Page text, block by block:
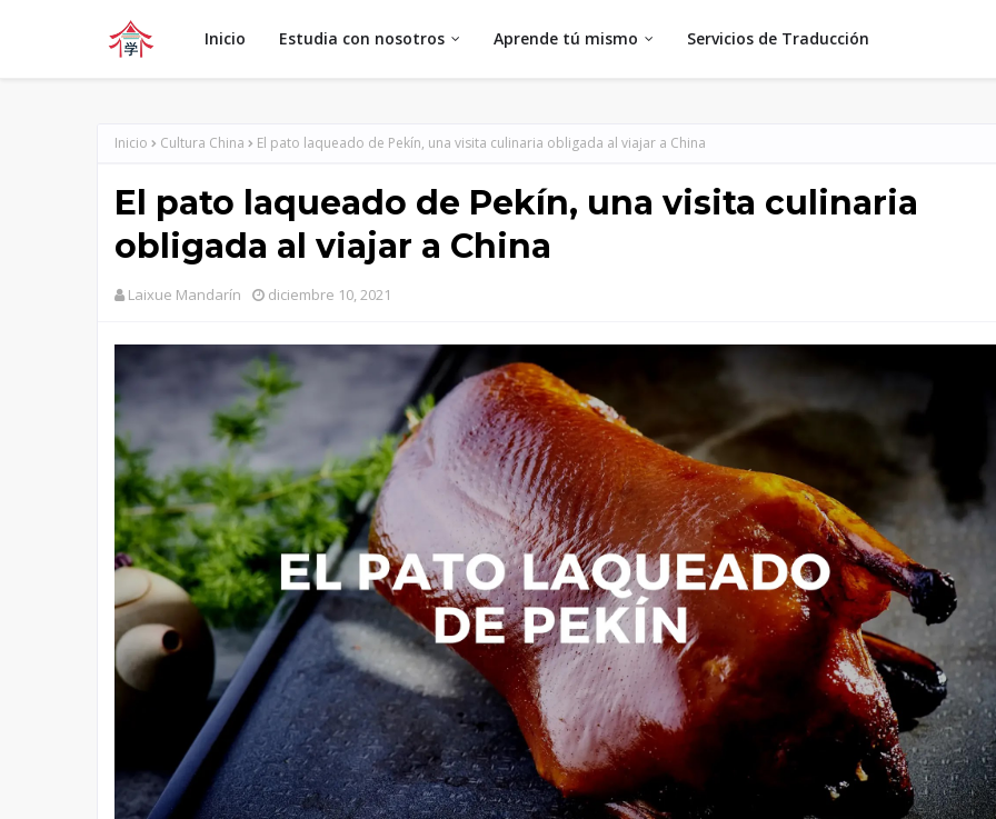
Inicio Estudia con nosotros Aprende tú mismo Servicios de Traducción
Inicio Cultura China El pato laqueado de Pekín, una visita culinaria obligada al viajar a China
El pato laqueado de Pekín, una visita culinaria
obligada al viajar a China
Laixue Mandarín diciembre 10, 2021